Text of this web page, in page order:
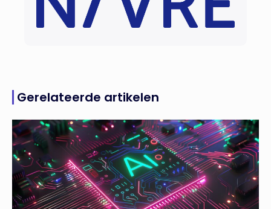
Gerelateerde artikelen